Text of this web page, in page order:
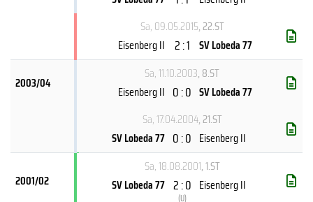
Sa, 09.05.2015, 22.ST
Eisenberg II 2 : 1 SV Lobeda 77
2003/04
Sa, 11.10.2003, 8.ST
Eisenberg II 0 : 0 SV Lobeda 77
Sa, 17.04.2004, 21.ST
SV Lobeda 77 0 : 0 Eisenberg II
2001/02
Sa, 18.08.2001, 1.ST
SV Lobeda 77 2 : 0
(U)
Eisenberg II